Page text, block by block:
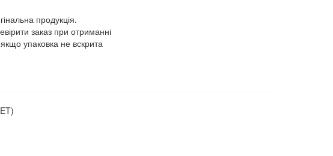
продукція.
заказ при отриманні
упаковка не вскрита